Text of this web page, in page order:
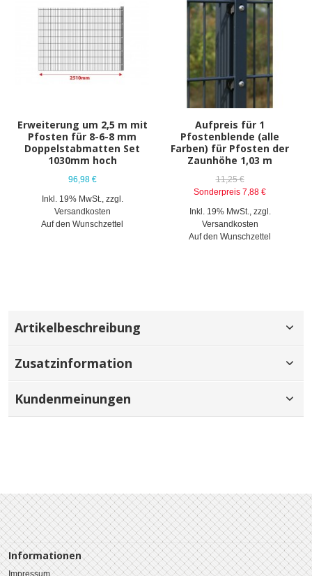
Erweiterung um 2,5 m mit
Pfosten für 8-6-8 mm
Doppelstabmatten Set
1030mm hoch
96,98 €
Inkl. 19% MwSt.
zzgl.
Versandkosten
Auf den Wunschzettel
Aufpreis für 1
Pfostenblende (alle
Farben) für Pfosten der
Zaunhöhe 1,03 m
11,25 €
Sonderpreis 7,88 €
Inkl. 19% MwSt.
zzgl.
Versandkosten
Auf den Wunschzettel
Artikelbeschreibung
Zusatzinformation
Kundenmeinungen
Informationen
Impressum